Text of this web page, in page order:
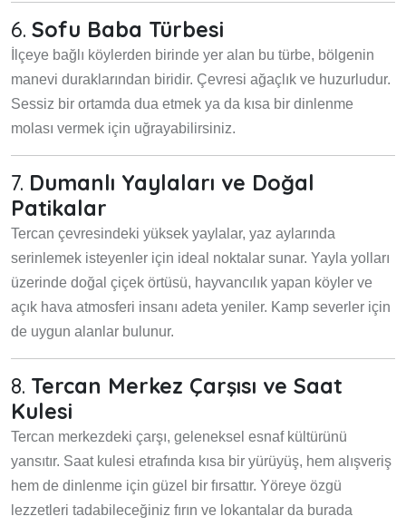
6. Sofu Baba Türbesi
İlçeye bağlı köylerden birinde yer alan bu türbe, bölgenin
manevi duraklarından biridir. Çevresi ağaçlık ve huzurludur.
Sessiz bir ortamda dua etmek ya da kısa bir dinlenme
molası vermek için uğrayabilirsiniz.
7. Dumanlı Yaylaları ve Doğal
Patikalar
Tercan çevresindeki yüksek yaylalar, yaz aylarında
serinlemek isteyenler için ideal noktalar sunar. Yayla yolları
üzerinde doğal çiçek örtüsü, hayvancılık yapan köyler ve
açık hava atmosferi insanı adeta yeniler. Kamp severler için
de uygun alanlar bulunur.
8. Tercan Merkez Çarşısı ve Saat
Kulesi
Tercan merkezdeki çarşı, geleneksel esnaf kültürünü
yansıtır. Saat kulesi etrafında kısa bir yürüyüş, hem alışveriş
hem de dinlenme için güzel bir fırsattır. Yöreye özgü
lezzetleri tadabileceğiniz fırın ve lokantalar da burada